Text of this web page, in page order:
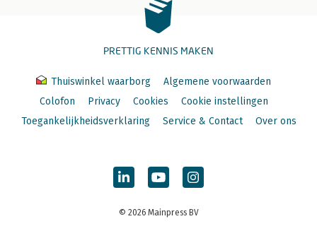
PRETTIG KENNIS MAKEN
Thuiswinkel waarborg
Algemene voorwaarden
Colofon
Privacy Cookies
Cookie instellingen
Toegankelijkheidsverklaring
Service & Contact Over ons
© 2026 Mainpress BV